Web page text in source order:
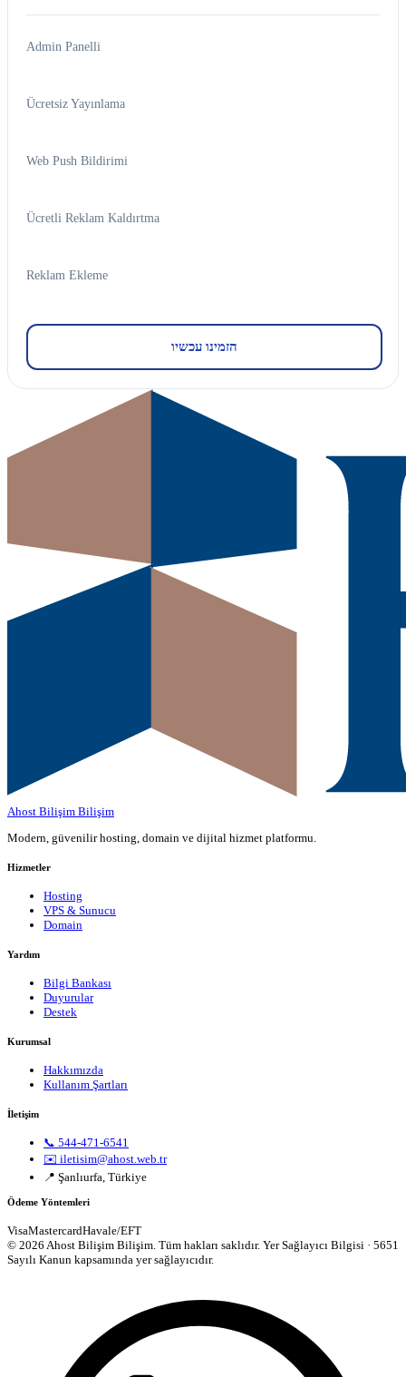
Admin Panelli
Ücretsiz Yayınlama
Web Push Bildirimi
Ücretli Reklam Kaldırtma
Reklam Ekleme
הזמינו עכשיו
Ahost Bilişim Bilişim
Modern, güvenilir hosting, domain ve dijital hizmet platformu.
Hizmetler
Hosting
VPS & Sunucu
Domain
Yardım
Bilgi Bankası
Duyurular
Destek
Kurumsal
Hakkımızda
Kullanım Şartları
İletişim
📞 544-471-6541
✉️ iletisim@ahost.web.tr
📍 Şanlıurfa, Türkiye
Ödeme Yöntemleri
VisaMastercardHavale/EFT
© 2026 Ahost Bilişim Bilişim. Tüm hakları saklıdır. Yer Sağlayıcı Bilgisi · 5651
Sayılı Kanun kapsamında yer sağlayıcıdır.